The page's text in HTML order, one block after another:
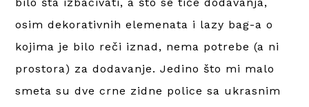
bilo šta izbacivati, a što se tiče dodavanja,
osim dekorativnih elemenata i lazy bag-a o
kojima je bilo reči iznad, nema potrebe (a ni
prostora) za dodavanje. Jedino što mi malo
smeta su dve crne zidne police sa ukrasnim